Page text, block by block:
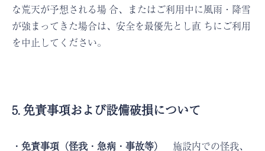
な荒天が予想される場 合、またはご利用中に風雨・降雪
が強まってきた場合は、安全を最優先とし直 ちにご利用
を中止してください。
5. 免責事項および設備破損について
・免責事項（怪我・急病・事故等）
施設内での怪我、